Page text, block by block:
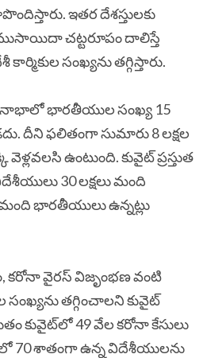
ఇతర దేశస్తులకు
చట్టరూపం దాలిస్తే
సంఖ్యను తగ్గిస్తారు.
జనాభాలో భారతీయుల సంఖ్య 15
దీని ఫలితంగా సుమారు 8 లక్షల
ఉంటుంది. కువైట్‌ ప్రస్తుత
30 లక్షలు మంది
భారతీయులు ఉన్నట్లు
వైరస్‌ విజృంభణ వంటి
తగ్గించాలని కువైట్‌
కువైట్‌లో 49 వేల కరోనా కేసులు
శాతంగా ఉన్న విదేశీయులను